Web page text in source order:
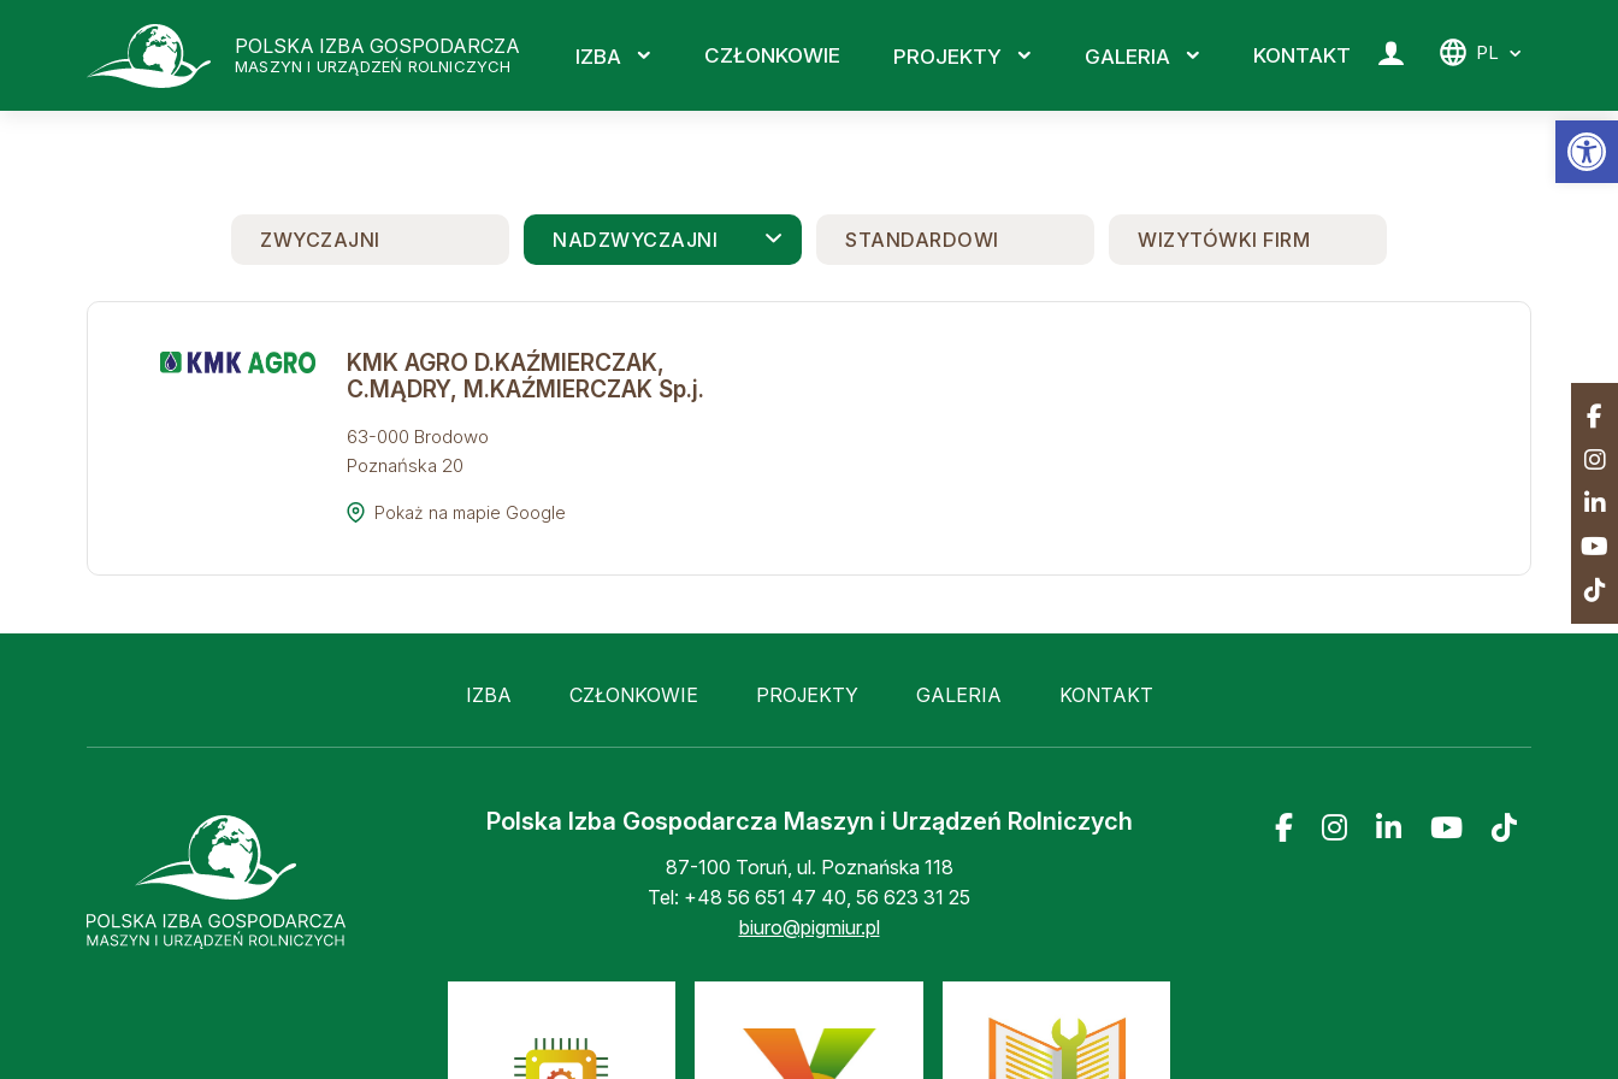
POLSKA IZBA GOSPODARCZA
MASZYN I URZĄDZEŃ ROLNICZYCH IZBA CZŁONKOWIE PROJEKTY GALERIA KONTAKT PL
ZWYCZAJNI NADZWYCZAJNI STANDARDOWI WIZYTÓWKI FIRM
KMK AGRO D.KAŹMIERCZAK,
C.MĄDRY, M.KAŹMIERCZAK Sp.j.
63-000 Brodowo
Poznańska 20
Pokaż na mapie Google
IZBA CZŁONKOWIE PROJEKTY GALERIA KONTAKT
Polska Izba Gospodarcza Maszyn i Urządzeń Rolniczych
87-100 Toruń, ul. Poznańska 118
Tel: +48 56 651 47 40 56 623 31 25
biuro@pigmiur.pl